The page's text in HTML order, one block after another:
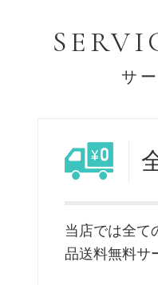
サ
当店では全て
品送料無料サ